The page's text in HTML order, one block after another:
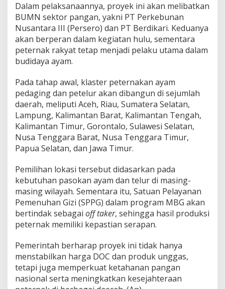
Dalam pelaksanaannya, proyek ini akan melibatkan
BUMN sektor pangan, yakni PT Perkebunan
Nusantara III (Persero) dan PT Berdikari. Keduanya
akan berperan dalam kegiatan hulu, sementara
peternak rakyat tetap menjadi pelaku utama dalam
budidaya ayam.
Pada tahap awal, klaster peternakan ayam
pedaging dan petelur akan dibangun di sejumlah
daerah, meliputi Aceh, Riau, Sumatera Selatan,
Lampung, Kalimantan Barat, Kalimantan Tengah,
Kalimantan Timur, Gorontalo, Sulawesi Selatan,
Nusa Tenggara Barat, Nusa Tenggara Timur,
Papua Selatan, dan Jawa Timur.
Pemilihan lokasi tersebut didasarkan pada
kebutuhan pasokan ayam dan telur di masing-
masing wilayah. Sementara itu, Satuan Pelayanan
Pemenuhan Gizi (SPPG) dalam program MBG akan
bertindak sebagai off taker, sehingga hasil produksi
peternak memiliki kepastian serapan.
Pemerintah berharap proyek ini tidak hanya
menstabilkan harga DOC dan produk unggas,
tetapi juga memperkuat ketahanan pangan
nasional serta meningkatkan kesejahteraan